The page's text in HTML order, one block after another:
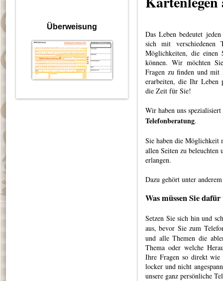
Überweisung
Das Leben bedeutet
sich mit verschiedenen
Möglichkeiten, die
können. Wir möchten
Fragen zu finden und mit
erarbeiten, die Ihr Leben
die Zeit für Sie!
Wir haben uns
Telefonberatung.
Sie haben die
allen Seiten zu beleuchten
erlangen.
Dazu gehört unter
Was müssen Sie
Setzen Sie sich hin und
aus, bevor Sie zum
und alle Themen die
Thema oder welche
Ihre Fragen so direkt wie
locker und nicht
unsere ganz persönliche